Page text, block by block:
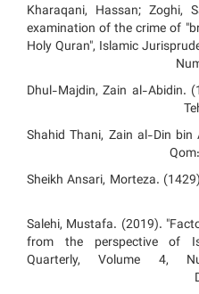
Kharaqani, Hassan; Zoghi,
examination of the crime of
Holy Quran", Islamic
Dhul-Majdin, Zain al-Abidin.
Shahid Thani, Zain al-Din
Sheikh Ansari, Morteza.
Salehi, Mustafa. (2019).
from the perspective of
Quarterly, Volume 4,